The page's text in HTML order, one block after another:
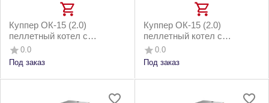
Куппер ОК-15 (2.0)
пеллетный котел с
горелкой 26 Норма 3.0 и
котельным бункером 150м2
0.0
Под заказ
Куппер ОК-15 (2.0)
пеллетный котел с
горелкой 26 Норма 3.0 и
напольным бункером до
150м2
0.0
Под заказ